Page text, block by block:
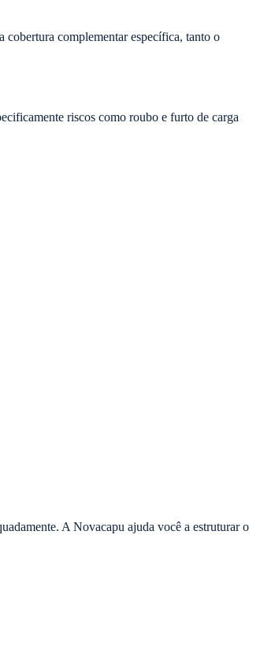
complementar específica, tanto o
riscos como roubo e furto de carga
A Novacapu ajuda você a estruturar o